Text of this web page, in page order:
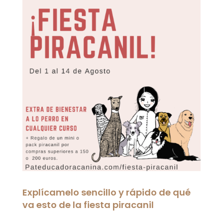
Explícamelo sencillo y rápido de qué
va esto de la fiesta piracanil